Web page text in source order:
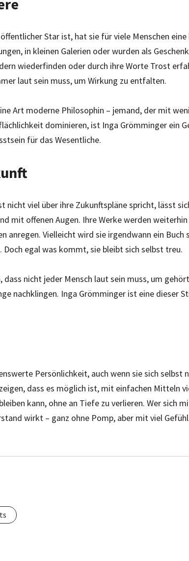
Star ist, hat sie für viele Menschen
in kleinen Galerien oder wurden als
wiederfinden oder durch ihre Worte Trost
laut sein muss, um Wirkung zu entfalten.
Art moderne Philosophin – jemand, der mit
dominieren, ist Inga Grömminger ein
für das Wesentliche.
nicht viel über ihre Zukunftspläne spricht, lässt
mit offenen Augen. Ihre Werke werden
anregen. Vielleicht wird sie irgendwann ein Buch
Doch egal was kommt, sie bleibt sich selbst treu.
dass nicht jeder Mensch laut sein muss, um
nachklingen. Inga Grömminger ist eine dieser
Persönlichkeit, auch wenn sie sich selbst
dass es möglich ist, mit einfachen Mitteln
kann, ohne an Tiefe zu verlieren. Wer sich
wirkt – ganz ohne Pomp, aber mit viel